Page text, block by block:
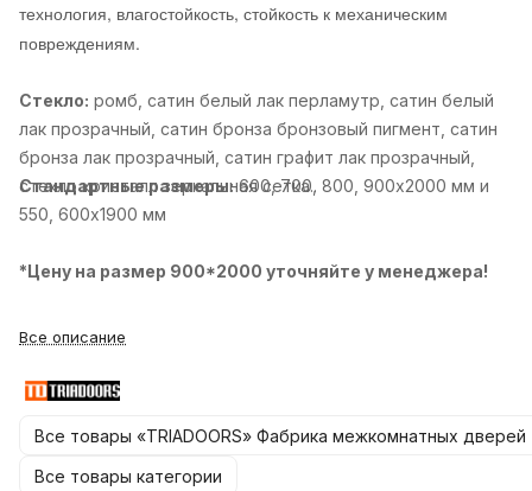
технология, влагостойкость, стойкость к механическим
повреждениям.
Стекло: ромб, cатин белый лак перламутр, cатин белый
лак прозрачный, cатин бронза бронзовый пигмент, cатин
бронза лак прозрачный, cатин графит лак прозрачный,
cтекло кристалл зеркальная сетка..
Стандартные размеры:600, 700, 800, 900х2000 мм и
550, 600х1900 мм
*Цену на размер 900*2000 уточняйте у менеджера!
Все описание
Все товары «TRIADOORS» Фабрика межкомнатных дверей
Все товары категории